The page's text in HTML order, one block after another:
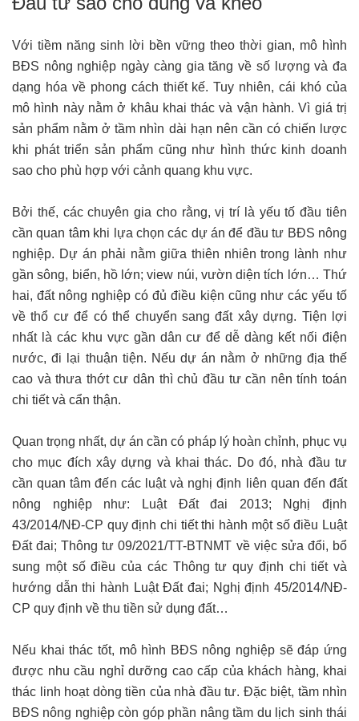
Với tiềm năng sinh lời bền vững theo thời gian, mô hình
BĐS nông nghiệp ngày càng gia tăng về số lượng và đa
dạng hóa về phong cách thiết kế. Tuy nhiên, cái khó của
mô hình này nằm ở khâu khai thác và vận hành. Vì giá trị
sản phẩm nằm ở tầm nhìn dài hạn nên cần có chiến lược
khi phát triển sản phẩm cũng như hình thức kinh doanh
sao cho phù hợp với cảnh quang khu vực.
Bởi thế, các chuyên gia cho rằng, vị trí là yếu tố đầu tiên
cần quan tâm khi lựa chọn các dự án để đầu tư BĐS nông
nghiệp. Dự án phải nằm giữa thiên nhiên trong lành như
gần sông, biển, hồ lớn; view núi, vườn diện tích lớn… Thứ
hai, đất nông nghiệp có đủ điều kiện cũng như các yếu tố
về thổ cư để có thể chuyển sang đất xây dựng. Tiện lợi
nhất là các khu vực gần dân cư để dễ dàng kết nối điện
nước, đi lại thuận tiện. Nếu dự án nằm ở những địa thế
cao và thưa thớt cư dân thì chủ đầu tư cần nên tính toán
chi tiết và cẩn thận.
Quan trọng nhất, dự án cần có pháp lý hoàn chỉnh, phục vụ
cho mục đích xây dựng và khai thác. Do đó, nhà đầu tư
cần quan tâm đến các luật và nghị định liên quan đến đất
nông nghiệp như: Luật Đất đai 2013; Nghị định
43/2014/NĐ-CP quy định chi tiết thi hành một số điều Luật
Đất đai; Thông tư 09/2021/TT-BTNMT về việc sửa đổi, bổ
sung một số điều của các Thông tư quy định chi tiết và
hướng dẫn thi hành Luật Đất đai; Nghị định 45/2014/NĐ-
CP quy định về thu tiền sử dụng đất…
Nếu khai thác tốt, mô hình BĐS nông nghiệp sẽ đáp ứng
được nhu cầu nghỉ dưỡng cao cấp của khách hàng, khai
thác linh hoạt dòng tiền của nhà đầu tư. Đặc biệt, tầm nhìn
BĐS nông nghiệp còn góp phần nâng tầm du lịch sinh thái